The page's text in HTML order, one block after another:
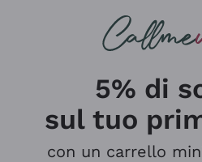
5% di
sul tuo
con un carrello